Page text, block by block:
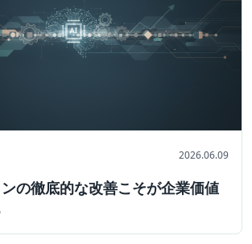
2026.06.09
の徹底的な改善こそが企業価値